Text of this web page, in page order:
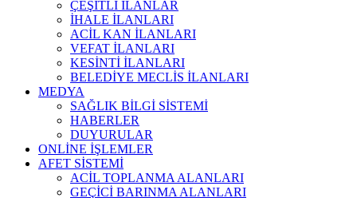
ÇEŞİTLİ İLANLAR
İHALE İLANLARI
ACİL KAN İLANLARI
VEFAT İLANLARI
KESİNTİ İLANLARI
BELEDİYE MECLİS İLANLARI
MEDYA
SAĞLIK BİLGİ SİSTEMİ
HABERLER
DUYURULAR
ONLİNE İŞLEMLER
AFET SİSTEMİ
ACİL TOPLANMA ALANLARI
GEÇİCİ BARINMA ALANLARI